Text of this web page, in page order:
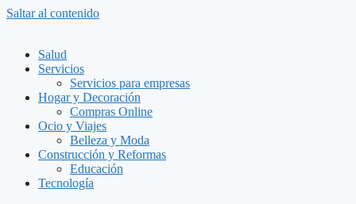
Saltar al contenido
Salud
Servicios
Servicios para empresas
Hogar y Decoración
Compras Online
Ocio y Viajes
Belleza y Moda
Construcción y Reformas
Educación
Tecnología